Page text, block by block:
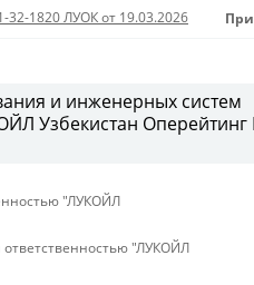
32-1820 ЛУОК от 19.03.2026
и инженерных систем
Узбекистан
"ЛУКОЙЛ
"ЛУКОЙЛ